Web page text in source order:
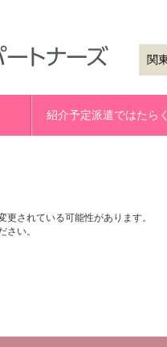
紹介予定派遣ではたらく
されている可能性があります。
い。